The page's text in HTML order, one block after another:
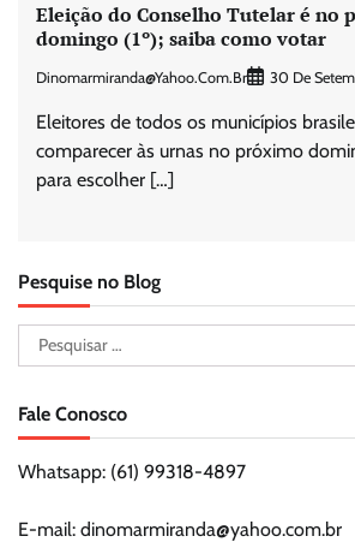
Eleição do Conselho Tutelar é no
domingo (1º); saiba como votar
Dinomarmiranda@yahoo.com.br 30 De
Eleitores de todos os municípios
comparecer às urnas no próximo
para escolher […]
Pesquise no Blog
Pesquisar
por:
Fale Conosco
Whatsapp: (61) 99318-4897
E-mail: dinomarmiranda@yahoo.com.br